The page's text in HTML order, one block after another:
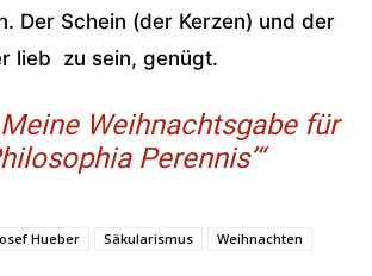
Der Schein (der Kerzen) und der
lieb zu sein, genügt.
Weihnachtsgabe für
Perennis’“
Hueber Säkularismus Weihnachten